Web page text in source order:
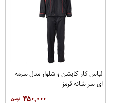
لباس کار کاپشن و شلوار مدل سرمه
ای سر شانه قرمز
۴۵۰,۰۰۰